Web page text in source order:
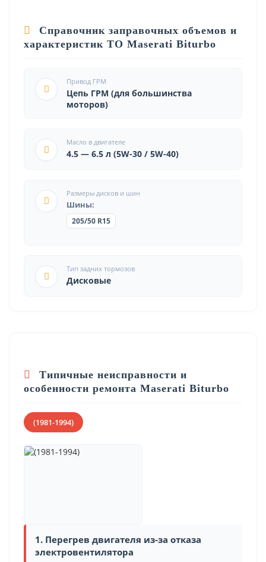
Справочник заправочных объемов и
характеристик ТО Maserati Biturbo
Привод ГРМ
Цепь ГРМ (для большинства
моторов)
Масло в двигателе
4.5 — 6.5 л (5W-30 / 5W-40)
Размеры дисков и шин
Шины:
205/50 R15
Тип задних тормозов
Дисковые
Типичные неисправности и
особенности ремонта Maserati Biturbo
(1981-1994)
1. Перегрев двигателя из-за отказа
электровентилятора